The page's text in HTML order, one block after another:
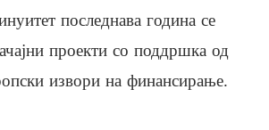
последнава година се
проекти со поддршка од
извори на финансирање.